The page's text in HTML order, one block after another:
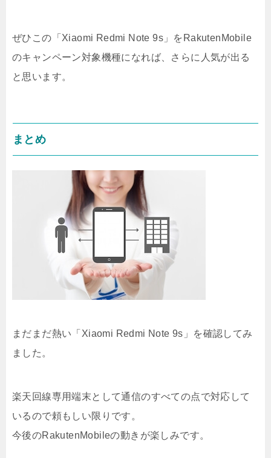
ぜひこの「Xiaomi Redmi Note 9s」をRakutenMobile
のキャンペーン対象機種になれば、さらに人気が出る
と思います。
まとめ
まだまだ熱い「Xiaomi Redmi Note 9s」を確認してみ
ました。
楽天回線専用端末として通信のすべての点で対応して
いるので頼もしい限りです。
今後のRakutenMobileの動きが楽しみです。